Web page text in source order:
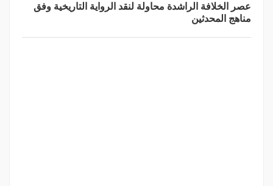
عصر الخلافة الراشدة محاولة لنقد الرواية التاريخية وفق
مناهج المحدثين